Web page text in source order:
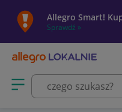
Allegro Smart!
Sprawdź »
Otwórz menu z kategoriami